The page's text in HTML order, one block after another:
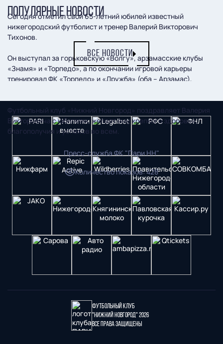
Сегодня отметил свой 65-летний юбилей известный
нижегородский футболист и тренер Валерий Викторович
Тихонов.
Он выступал за горьковскую «Волгу», арзамасские клубы
«Знамя» и «Торпедо», а по окончании игровой карьеры
тренировал ФК «Торпедо» и «Дружба» (оба – Арзамас),
Футбольный клуб «Нижний Новгород» поздравляет Валерия
Викторовича с юбилеем, желает ему крепкого здоровья,
благополучия и успехов во всем.
Пресс-служба ФК "Пари НН"
Количество показов:428
ПОПУЛЯРНЫЕ НОВОСТИ
ВСЕ НОВОСТИ
Футбольный клуб
"Нижний Новгород" 2026
Все права защищены